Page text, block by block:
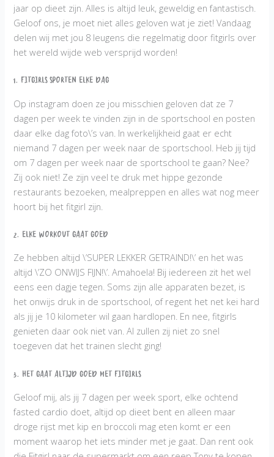
jaar op dieet zijn. Alles is altijd leuk, geweldig en fantastisch.
Geloof ons, je moet niet alles geloven wat je ziet! Vandaag
delen wij met jou 8 leugens die regelmatig door fitgirls over
het wereld wijde web versprijd worden!
1. Fitgirls sporten elke dag
Op instagram doen ze jou misschien geloven dat ze 7
dagen per week te vinden zijn in de sportschool en posten
daar elke dag foto\’s van. In werkelijkheid gaat er echt
niemand 7 dagen per week naar de sportschool. Heb jij tijd
om 7 dagen per week naar de sportschool te gaan? Nee?
Zij ook niet! Ze zijn veel te druk met hippe gezonde
restaurants bezoeken, mealpreppen en alles wat nog meer
hoort bij het fitgirl zijn.
2. Elke workout gaat goed
Ze hebben altijd \’SUPER LEKKER GETRAIND!\’ en het was
altijd \’ZO ONWIJS FIJN!\’. Amahoela! Bij iedereen zit het wel
eens een dagje tegen. Soms zijn alle apparaten bezet, is
het onwijs druk in de sportschool, of regent het net kei hard
als jij je 10 kilometer wil gaan hardlopen. En nee, fitgirls
genieten daar ook niet van. Al zullen zij niet zo snel
toegeven dat het trainen slecht ging!
3. Het gaat altijd goed met Fitgirls
Geloof mij, als jij 7 dagen per week sport, elke ochtend
fasted cardio doet, altijd op dieet bent en alleen maar
droge rijst met kip en broccoli mag eten komt er een
moment waarop het iets minder met je gaat. Dan rent ook